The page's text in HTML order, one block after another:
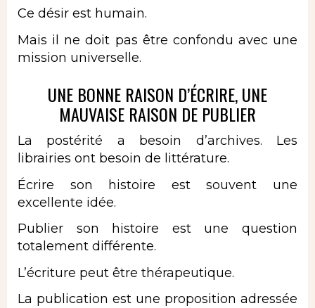
Ce désir est humain.
Mais il ne doit pas être confondu avec une
mission universelle.
UNE BONNE RAISON D’ÉCRIRE, UNE
MAUVAISE RAISON DE PUBLIER
La postérité a besoin d’archives. Les
librairies ont besoin de littérature.
Écrire son histoire est souvent une
excellente idée.
Publier son histoire est une question
totalement différente.
L’écriture peut être thérapeutique.
La publication est une proposition adressée